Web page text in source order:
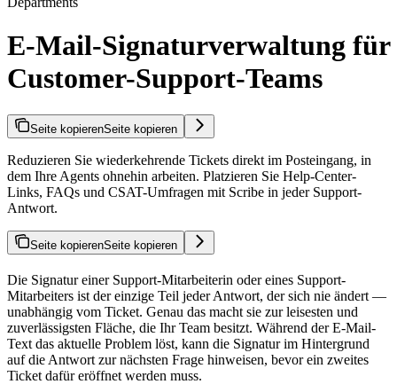
E-Mail-Signaturverwaltung für
Customer-Support-Teams
Seite kopierenSeite kopieren
Reduzieren Sie wiederkehrende Tickets direkt im Posteingang, in
dem Ihre Agents ohnehin arbeiten. Platzieren Sie Help-Center-
Links, FAQs und CSAT-Umfragen mit Scribe in jeder Support-
Antwort.
Seite kopierenSeite kopieren
Die Signatur einer Support-Mitarbeiterin oder eines Support-
Mitarbeiters ist der einzige Teil jeder Antwort, der sich nie ändert —
unabhängig vom Ticket. Genau das macht sie zur leisesten und
zuverlässigsten Fläche, die Ihr Team besitzt. Während der E-Mail-
Text das aktuelle Problem löst, kann die Signatur im Hintergrund
auf die Antwort zur nächsten Frage hinweisen, bevor ein zweites
Ticket dafür eröffnet werden muss.